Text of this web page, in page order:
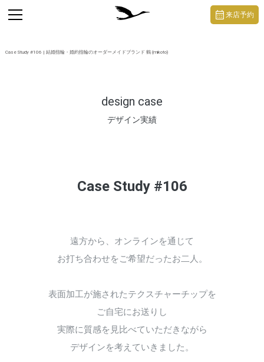
Case Study #106 | 結婚指輪・婚約指輪のオーダーメイドブランド 鶴 (mikoto)
design case
デザイン実績
toggle
navigation
来店予約
Case Study #106
遠方から、オンラインを通じて
お打ち合わせをご希望だったお二人。
表面加工が施されたテクスチャーチップを
ご自宅にお送りし
実際に質感を見比べていただきながら
デザインを考えていきました。